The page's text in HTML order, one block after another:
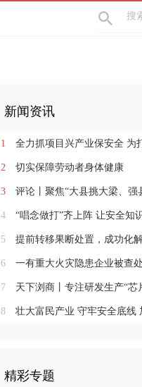
新闻资讯
1 全力抓项目兴产业保安全 为打造中国式现代化县
2 切实保障劳动者身体健康
3 评论丨聚焦“大县挑大梁、强县强担当” 保持定力
4 “唱念做打”齐上阵 让安全知
5 提前转移果断处置，成功化
6 一有重大火灾隐患企业被查
7 天下浏商丨专注研发生产“芯片卫士” 在半导体红
8 壮大富民产业 守牢安全底线 加快推
精彩专题